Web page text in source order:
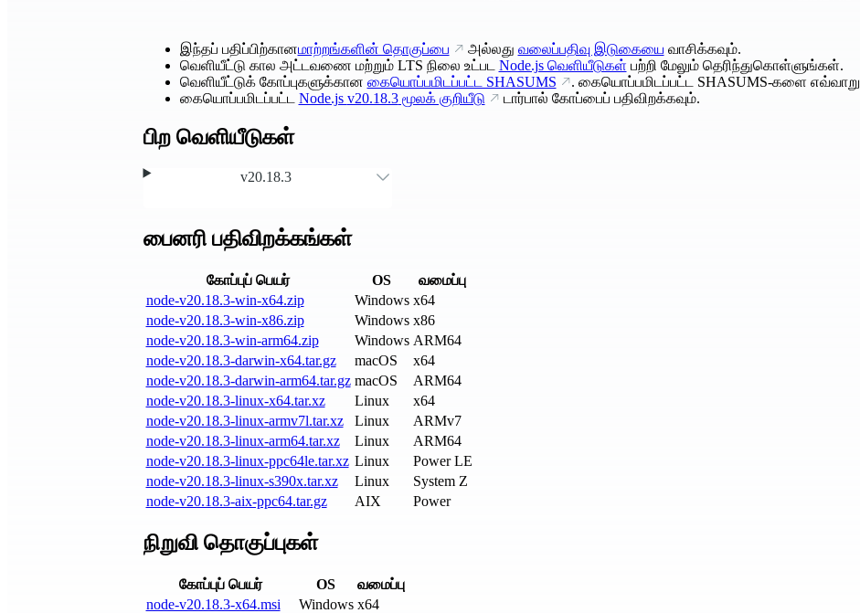
இந்தப் பதிப்பிற்கானமாற்றங்களின் தொகுப்பை அல்லது வலைப்பதிவு இடுகையை வாசிக்கவும்.
வெளியீட்டு கால அட்டவணை மற்றும் LTS நிலை உட்பட Node.js வெளியீடுகள் பற்றி மேலும் தெரிந்துகொள்ளுங்கள்.
வெளியீட்டுக் கோப்புகளுக்கான கையொப்பமிடப்பட்ட SHASUMS . கையொப்பமிடப்பட்ட SHASUMS-களை எவ்வாறு
கையொப்பமிடப்பட்ட Node.js v20.18.3மூலக் குறியீடு டார்பால் கோப்பைப் பதிவிறக்கவும்.
பிற வெளியீடுகள்
v20.18.3
பைனரி பதிவிறக்கங்கள்
கோப்புப் பெயர் OS
வமைப்பு
node-v20.18.3-win-x64.zip
Windows x64
node-v20.18.3-win-x86.zip
Windows x86
node-v20.18.3-win-arm64.zip
Windows ARM64
node-v20.18.3-darwin-x64.tar.gz
macOS
x64
node-v20.18.3-darwin-arm64.tar.gz macOS
ARM64
node-v20.18.3-linux-x64.tar.xz
Linux
x64
node-v20.18.3-linux-armv7l.tar.xz
Linux
ARMv7
node-v20.18.3-linux-arm64.tar.xz
Linux
ARM64
node-v20.18.3-linux-ppc64le.tar.xz Linux
Power LE
node-v20.18.3-linux-s390x.tar.xz
Linux
System Z
node-v20.18.3-aix-ppc64.tar.gz
AIX Power
நிறுவி தொகுப்புகள்
கோப்புப் பெயர் OS
வமைப்பு
node-v20.18.3-x64.msi
Windows x64